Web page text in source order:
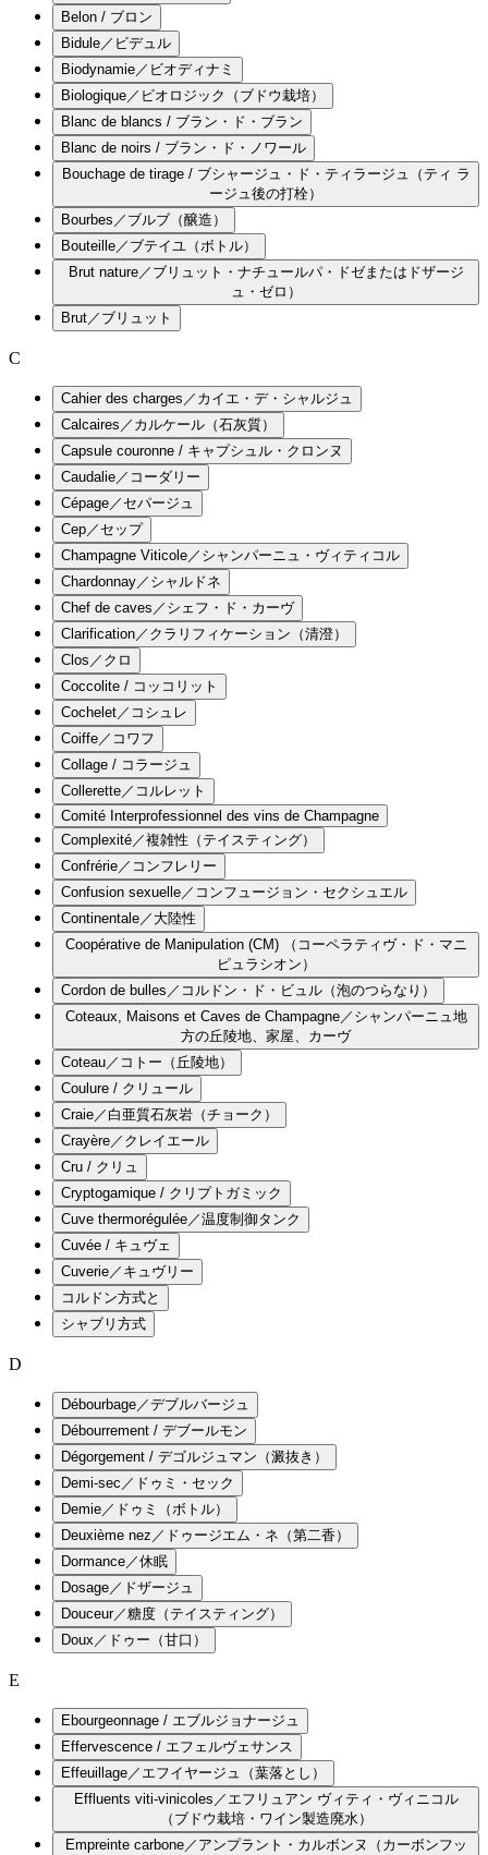
Belon / ブロン
Bidule／ビデュル
Biodynamie／ビオディナミ
Biologique／ビオロジック（ブドウ栽培）
Blanc de blancs / ブラン・ド・ブラン
Blanc de noirs / ブラン・ド・ノワール
Bouchage de tirage / ブシャージュ・ド・ティラージュ（ティ ラ
ージュ後の打栓）
Bourbes／ブルブ（醸造）
Bouteille／ブテイユ（ボトル）
Brut nature／ブリュット・ナチュールパ・ドゼまたはドザージ
ュ・ゼロ）
Brut／ブリュット
C
Cahier des charges／カイエ・デ・シャルジュ
Calcaires／カルケール（石灰質）
Capsule couronne / キャプシュル・クロンヌ
Caudalie／コーダリー
Cépage／セパージュ
Cep／セップ
Champagne Viticole／シャンパーニュ・ヴィティコル
Chardonnay／シャルドネ
Chef de caves／シェフ・ド・カーヴ
Clarification／クラリフィケーション（清澄）
Clos／クロ
Coccolite / コッコリット
Cochelet／コシュレ
Coiffe／コワフ
Collage / コラージュ
Collerette／コルレット
Comité Interprofessionnel des vins de Champagne
Complexité／複雑性（テイスティング）
Confrérie／コンフレリー
Confusion sexuelle／コンフュージョン・セクシュエル
Continentale／大陸性
Coopérative de Manipulation (CM) （コーペラティヴ・ド・マニ
ピュラシオン）
Cordon de bulles／コルドン・ド・ビュル（泡のつらなり）
Coteaux, Maisons et Caves de Champagne／シャンパーニュ地
方の丘陵地、家屋、カーヴ
Coteau／コトー（丘陵地）
Coulure / クリュール
Craie／白亜質石灰岩（チョーク）
Crayère／クレイエール
Cru / クリュ
Cryptogamique / クリプトガミック
Cuve thermorégulée／温度制御タンク
Cuvée / キュヴェ
Cuverie／キュヴリー
コルドン方式と
シャブリ方式
D
Débourbage／デブルバージュ
Débourrement / デブールモン
Dégorgement / デゴルジュマン（澱抜き）
Demi-sec／ドゥミ・セック
Demie／ドゥミ（ボトル）
Deuxième nez／ドゥージエム・ネ（第二香）
Dormance／休眠
Dosage／ドザージュ
Douceur／糖度（テイスティング）
Doux／ドゥー（甘口）
E
Ebourgeonnage / エブルジョナージュ
Effervescence / エフェルヴェサンス
Effeuillage／エフイヤージュ（葉落とし）
Effluents viti-vinicoles／エフリュアン ヴィティ・ヴィニコル
（ブドウ栽培・ワイン製造廃水）
Empreinte carbone／アンプラント・カルボンヌ（カーボンフッ